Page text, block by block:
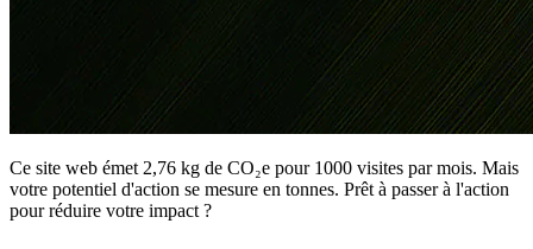
Ce site web émet 2,76 kg de CO₂e pour 1000 visites par mois. Mais
votre potentiel d'action se mesure en tonnes. Prêt à passer à l'action
pour réduire votre impact ?